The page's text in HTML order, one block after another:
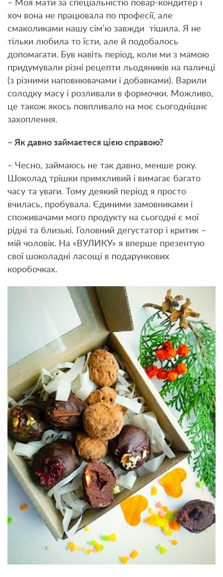
– Моя мати за спеціальністю повар-кондитер і
хоч вона не працювала по професії, але
смаколиками нашу сім’ю завжди тішила. Я не
тільки любила то їсти, але й подобалось
допомагати. Був навіть період, коли ми з мамою
придумували різні рецепти льодяників на паличці
(з різними наповнювачами і добавками). Варили
солодку масу і розливали в формочки. Можливо,
це також якось повпливало на моє сьогоднішнє
захоплення.
– Як давно займаєтеся цією справою?
– Чесно, займаюсь не так давно, менше року.
Шоколад трішки примхливий і вимагає багато
часу та уваги. Тому деякий період я просто
вчилась, пробувала. Єдиними замовниками і
споживачами мого продукту на сьогодні є мої
рідні та близькі. Головний дегустатор і критик –
мій чоловік. На «ВУЛИКУ» я вперше презентую
свої шоколадні ласощі в подарункових
коробочках.